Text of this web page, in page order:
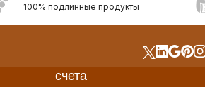
100% подлинные продукты
счета